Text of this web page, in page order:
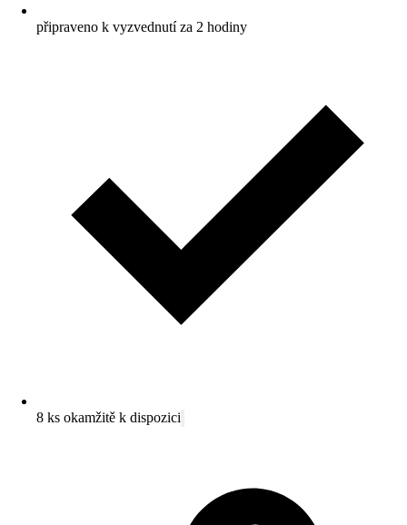
připraveno k vyzvednutí za 2 hodiny
8 ks okamžitě k dispozici